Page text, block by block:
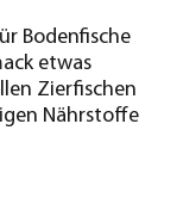
Bodenfische
etwas
Zierfischen
Nährstoffe